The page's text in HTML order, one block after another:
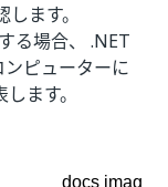
ます。
る場合、 .NET
ピューターに
ます。